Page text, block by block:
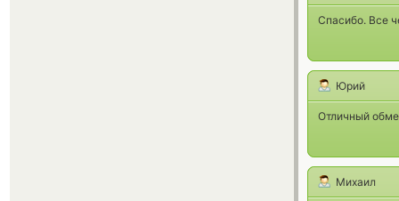
Спасибо. Все
Юрий
Отличный
Михаил